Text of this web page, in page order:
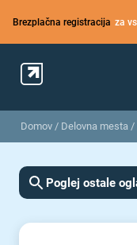
Brezplačna registracija za
Domov / Delovna mesta /
Poglej ostale